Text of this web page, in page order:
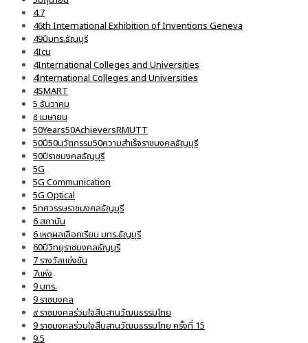
4.7
46th International Exhibition of Inventions Geneva
49ปีมทร.ธัญบุรี
4Icu
4International Colleges and Universities
4lnternational Colleges and Universities
4SMART
5 ธันวาคม
๕ เมษายน
50Years50AchieversRMUTT
50ปี50นวัตกรรม50ความสำเร็จราชมงคลธัญบุรี
50ปีราชมงคลธัญบุรี
5G
5G Communication
5G Optical
5ทศวรรษราชมงคลธัญบุรี
6 สถาบัน
6 เหตุผลเลือกเรียน มทร.ธัญบุรี
60ปีวิทยุราชมงคลธัญบุรี
7 รางวัลแข่งขัน
7แห่ง
9 มทร.
9 ราชมงคล
๙ ราชมงคลร่วมใจสืบสานวัฒนธรรมไทย
9 ราชมงคลร่วมใจสืบสานวัฒนธรรมไทย ครั้งที่ 15
9.5